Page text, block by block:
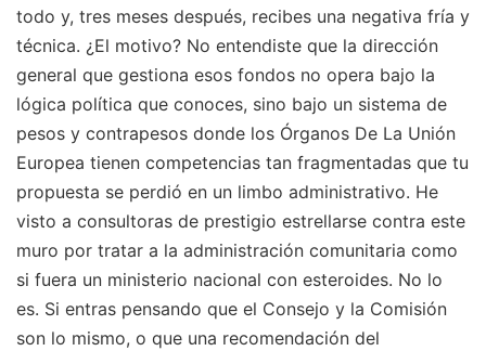
todo y, tres meses después, recibes una negativa fría y
técnica. ¿El motivo? No entendiste que la dirección
general que gestiona esos fondos no opera bajo la
lógica política que conoces, sino bajo un sistema de
pesos y contrapesos donde los Órganos De La Unión
Europea tienen competencias tan fragmentadas que tu
propuesta se perdió en un limbo administrativo. He
visto a consultoras de prestigio estrellarse contra este
muro por tratar a la administración comunitaria como
si fuera un ministerio nacional con esteroides. No lo
es. Si entras pensando que el Consejo y la Comisión
son lo mismo, o que una recomendación del